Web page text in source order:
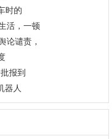
时的
活，一顿
论谴责，
报到
器人